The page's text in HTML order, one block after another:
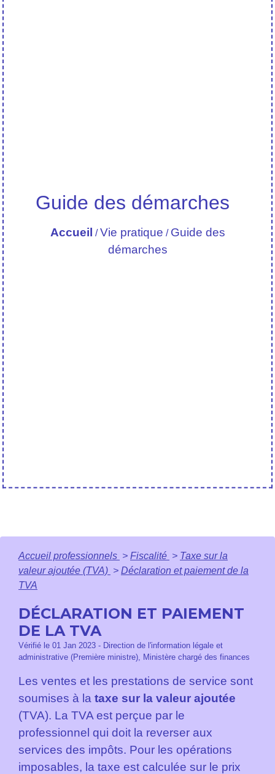
Guide des démarches
Accueil /Vie pratique / Guide des
démarches
Accueil professionnels > Fiscalité > Taxe sur la
valeur ajoutée (TVA) > Déclaration et paiement de la
TVA
DÉCLARATION ET PAIEMENT
DE LA TVA
Vérifié le 01 Jan 2023 - Direction de l'information légale et
administrative (Première ministre), Ministère chargé des finances
Les ventes et les prestations de service sont
soumises à la taxe sur la valeur ajoutée
(TVA). La TVA est perçue par le
professionnel qui doit la reverser aux
services des impôts. Pour les opérations
imposables, la taxe est calculée sur le prix